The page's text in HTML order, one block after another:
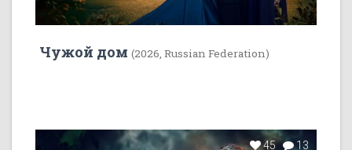
Чужой дом (2026, Russian Federation)
45 13